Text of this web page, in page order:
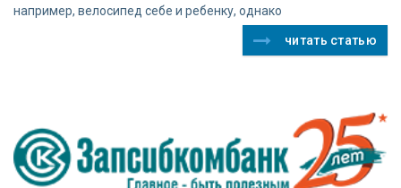
например, велосипед себе и ребенку, однако
читать статью